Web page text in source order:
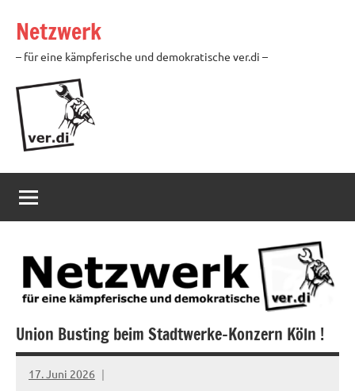
Inhalt
springen
Netzwerk
– für eine kämpferische und demokratische ver.di –
Union Busting beim Stadtwerke-Konzern Köln !
17. Juni 2026
netzwerkverdi